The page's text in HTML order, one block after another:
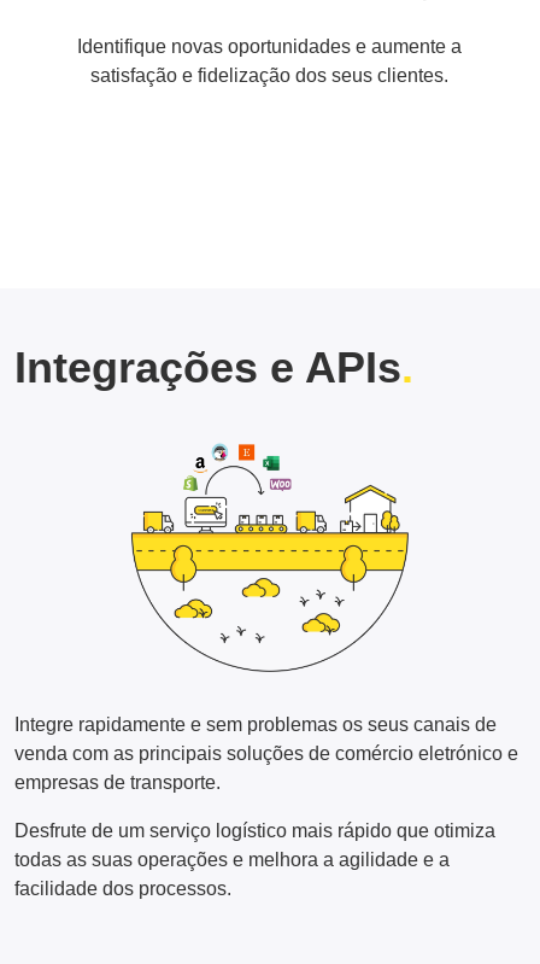
Identifique novas oportunidades e aumente a
satisfação e fidelização dos seus clientes.
Integrações e APIs
Integre rapidamente e sem problemas os seus canais de
venda com as principais soluções de comércio eletrónico e
empresas de transporte.
Desfrute de um serviço logístico mais rápido que otimiza
todas as suas operações e melhora a agilidade e a
facilidade dos processos.